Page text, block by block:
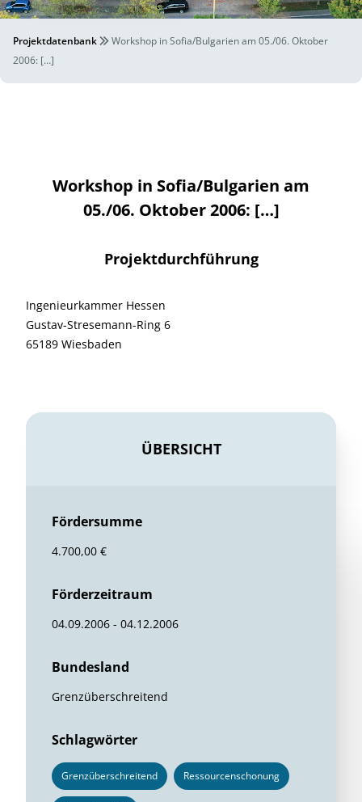
Projektdatenbank
Workshop in Sofia/Bulgarien am 05./06. Oktober
2006: […]
Workshop in Sofia/Bulgarien am
05./06. Oktober 2006: […]
Projektdurchführung
Ingenieurkammer Hessen
Gustav-Stresemann-Ring 6
65189 Wiesbaden
ÜBERSICHT
Fördersumme
4.700,00 €
Förderzeitraum
04.09.2006 - 04.12.2006
Bundesland
Grenzüberschreitend
Schlagwörter
Grenzüberschreitend Ressourcenschonung